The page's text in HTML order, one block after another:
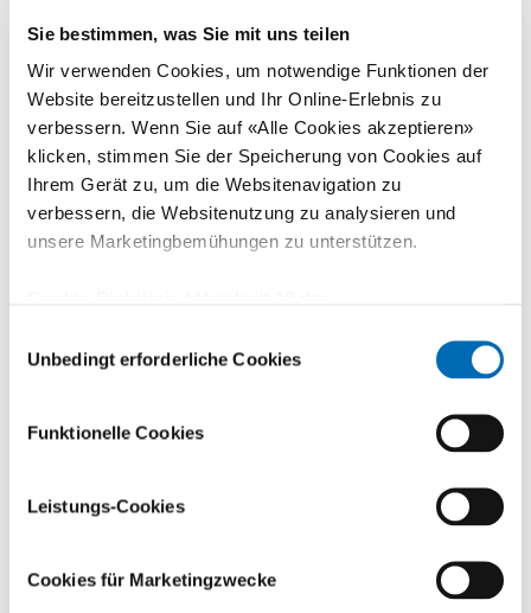
Sie bestimmen, was Sie mit uns teilen
Wir verwenden Cookies, um notwendige Funktionen der
Website bereitzustellen und Ihr Online-Erlebnis zu
verbessern. Wenn Sie auf «Alle Cookies akzeptieren»
klicken, stimmen Sie der Speicherung von Cookies auf
Ihrem Gerät zu, um die Websitenavigation zu
verbessern, die Websitenutzung zu analysieren und
unsere Marketingbemühungen zu unterstützen.
Unbedingt erforderliche Cookies
Funktionelle Cookies
Leistungs-Cookies
Cookies für Marketingzwecke
gewordene Kapazität: Im Rahmen der
gebaut worden, die Zahl der operativen Eingriffe
wuchs stark an und der Materialbedarf pro Operation
steigt stetig. Konsequenterweise wurden auch die
Prozesse der OP-Logistik überprüft und angepasst.
Neu sind nun das OP-Lager und die
Optimierung (unter anderem auch bezüglich Hygiene).
Damit die Steri den Betrieb auch während der
im Hof zwischen den Altbauten und dem Gebäude B2
Jahr Bauzeit konnten die modernen und erweiterten